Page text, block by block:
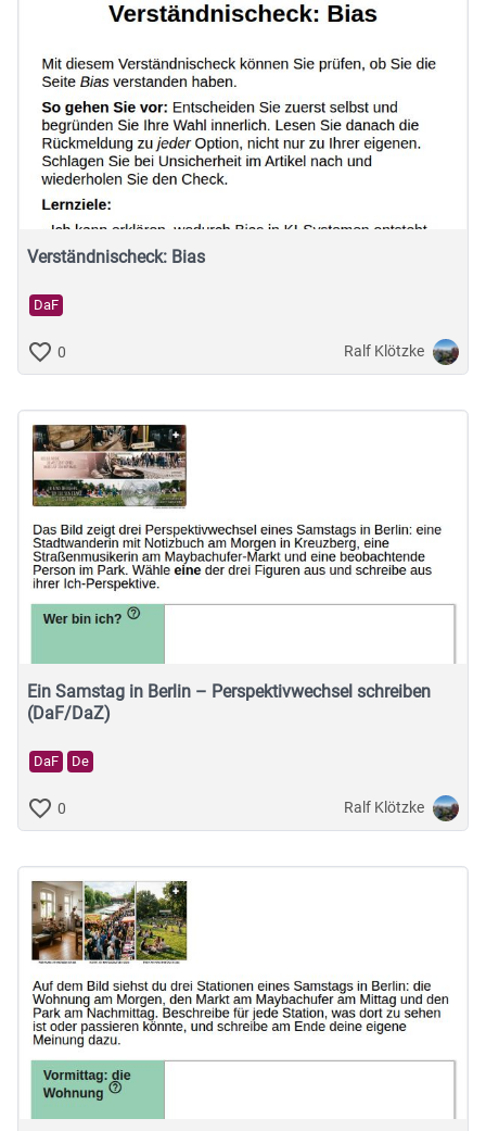
Verständnischeck: Bias
DaF
0 Ralf Klötzke
Ein Samstag in Berlin – Perspektivwechsel schreiben
(DaF/DaZ)
DaF De
0 Ralf Klötzke